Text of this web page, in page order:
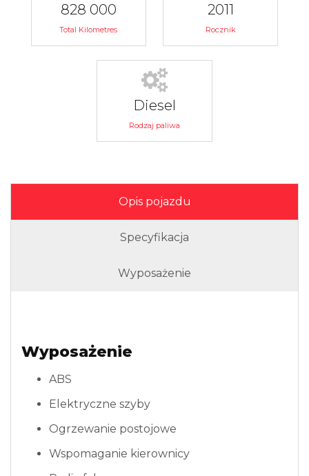
828 000
Total Kilometres
2011
Rocznik
Diesel
Rodzaj paliwa
Opis pojazdu
Specyfikacja
Wyposażenie
Wyposażenie
ABS
Elektryczne szyby
Ogrzewanie postojowe
Wspomaganie kierownicy